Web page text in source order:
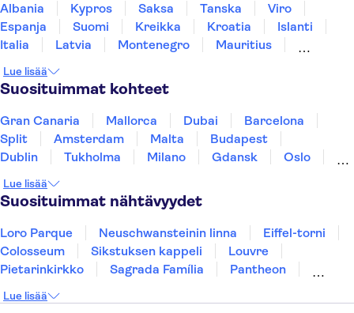
Albania Kypros Saksa Tanska
Viro
Espanja
Suomi Kreikka Kroatia
Islanti
Italia
Latvia Montenegro
Mauritius
Thaimaa
Turkki
Lue lisää
Suosituimmat kohteet
Gran Canaria Mallorca Dubai
Barcelona
Split
Amsterdam Malta
Budapest
Dublin
Tukholma Milano Gdansk
Oslo
Tallinna
Ljubljana Riika
Lue lisää
Suosituimmat nähtävyydet
Loro Parque Neuschwansteinin linna
Eiffel-torni
Colosseum
Sikstuksen kappeli
Louvre
Pietarinkirkko
Sagrada Família
Pantheon
Keukenhof
London Eye
Montmartre
Lue lisää